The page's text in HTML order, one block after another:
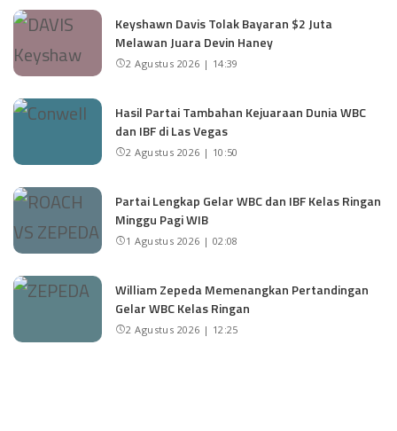
Keyshawn Davis Tolak Bayaran $2 Juta
Melawan Juara Devin Haney
2 Agustus 2026 | 14:39
Hasil Partai Tambahan Kejuaraan Dunia WBC
dan IBF di Las Vegas
2 Agustus 2026 | 10:50
Partai Lengkap Gelar WBC dan IBF Kelas Ringan
Minggu Pagi WIB
1 Agustus 2026 | 02:08
William Zepeda Memenangkan Pertandingan
Gelar WBC Kelas Ringan
2 Agustus 2026 | 12:25